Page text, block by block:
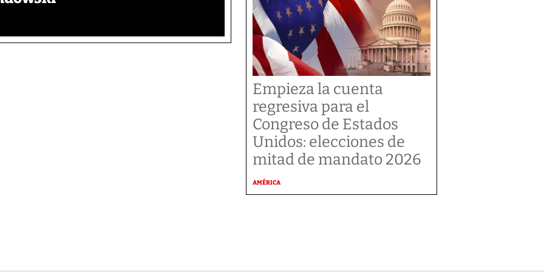
Empieza la cuenta
regresiva para el
Congreso de Estados
Unidos: elecciones de
mitad de mandato 2026
AMÉRICA